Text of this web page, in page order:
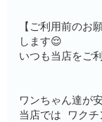
【ご利用前のお
します😌
いつも当店をご
ワンちゃん達が
当店では ワクチ